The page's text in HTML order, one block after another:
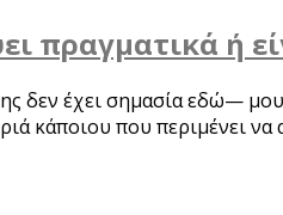
πραγματικά ή
δεν έχει σημασία εδώ—
κάποιου που περιμένει